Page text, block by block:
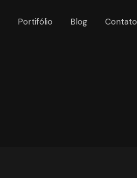
Portifólio Blog Contato